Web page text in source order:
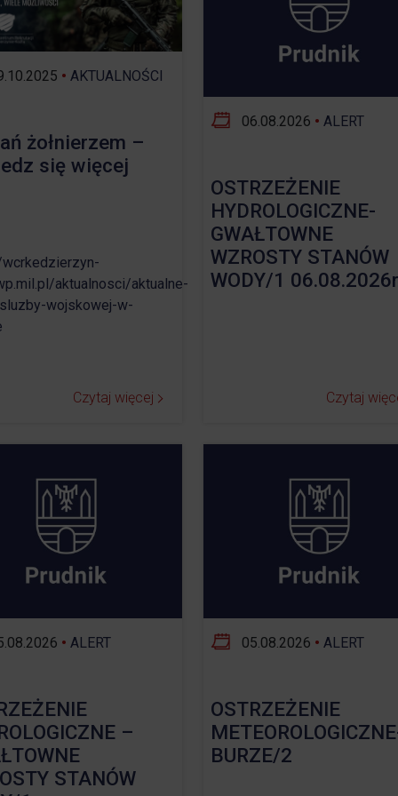
• AKTUALNOŚCI
żołnierzem –
się więcej
wcrkedzierzyn-
aktualnosci/aktualne-
sluzby-wojskowej-w-
Czytaj więcej
06.08.2026 • ALERT
OSTRZEŻENIE
HYDROLOGICZNE-
GWAŁTOWNE
WZROSTY STANÓW
WODY/1
Czytaj
• ALERT
–
STANÓW
05.08.2026 • ALERT
OSTRZEŻENIE
BURZE/2
nad zwierzętami bezdomnymi
JAZDY AUTOBUSÓW – KOMUNIKACJA